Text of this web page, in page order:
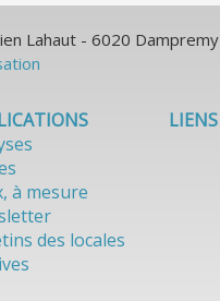
Lahaut - 6020 Dampremy
à mesure
des locales
LIENS